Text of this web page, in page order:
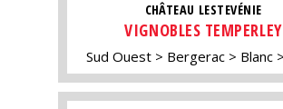
CHÂTEAU LESTEVÉNIE
VIGNOBLES TEMPERLEY
Sud Ouest Bergerac Blanc